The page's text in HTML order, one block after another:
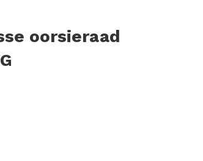
oorsieraad